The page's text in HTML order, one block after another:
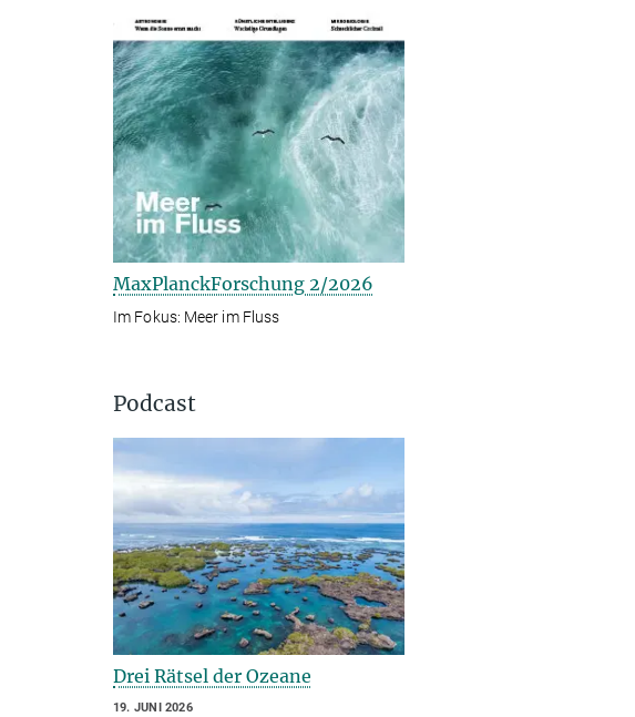
MaxPlanckForschung 2/2026
Im Fokus: Meer im Fluss
Podcast
Drei Rätsel der Ozeane
19. JUNI 2026